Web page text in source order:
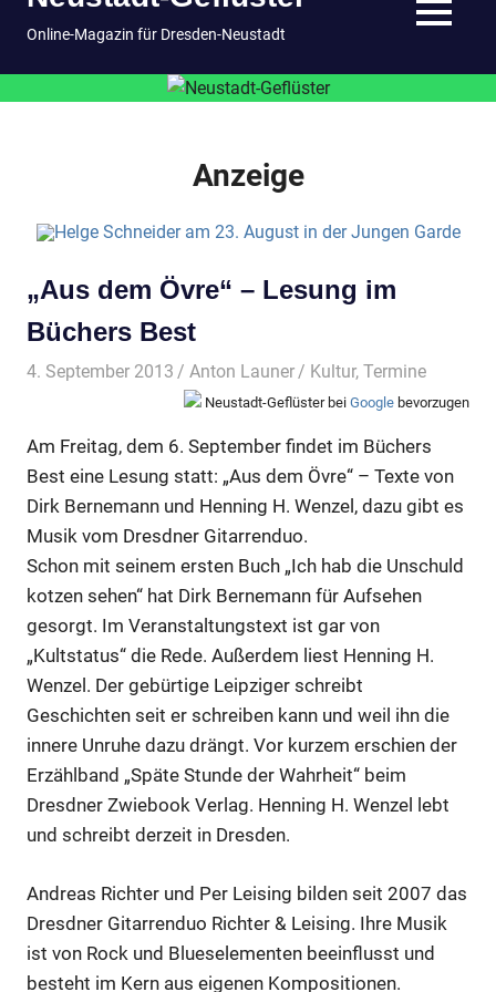
Online-Magazin für Dresden-Neustadt MENÜ
Anzeige
„Aus dem Övre“ – Lesung im
Büchers Best
4. September 2013 Anton Launer Kultur,Termine
Neustadt-Geflüster bei Google bevorzugen
Am Freitag, dem 6. September findet im Büchers
Best eine Lesung statt: „Aus dem Övre“ – Texte von
Dirk Bernemann und Henning H. Wenzel, dazu gibt es
Musik vom Dresdner Gitarrenduo.
Schon mit seinem ersten Buch „Ich hab die Unschuld
kotzen sehen“ hat Dirk Bernemann für Aufsehen
gesorgt. Im Veranstaltungstext ist gar von
„Kultstatus“ die Rede. Außerdem liest Henning H.
Wenzel. Der gebürtige Leipziger schreibt
Geschichten seit er schreiben kann und weil ihn die
innere Unruhe dazu drängt. Vor kurzem erschien der
Erzählband „Späte Stunde der Wahrheit“ beim
Dresdner Zwiebook Verlag. Henning H. Wenzel lebt
und schreibt derzeit in Dresden.
Andreas Richter und Per Leising bilden seit 2007 das
Dresdner Gitarrenduo Richter & Leising. Ihre Musik
ist von Rock und Blueselementen beeinflusst und
besteht im Kern aus eigenen Kompositionen.